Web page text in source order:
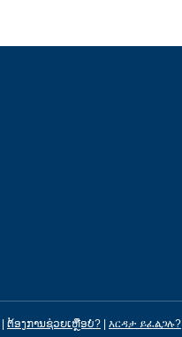
ຕ້ອງການຊ່ວຍເຫຼືອບໍ? እርዳታ ይፈልጋሉ?